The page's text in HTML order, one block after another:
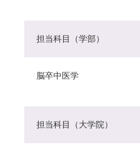
担当科目（学部）
脳卒中医学
担当科目（大学院）